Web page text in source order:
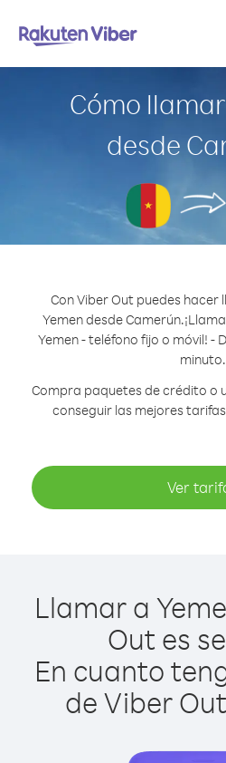
Cómo
desde
Con Viber Out puedes
Yemen desde Camerún.
Yemen - teléfono fijo o móvil! -
minuto.
Compra paquetes de crédito o
conseguir las mejores
Ver
Llamar a
Out es
En cuanto
de Viber